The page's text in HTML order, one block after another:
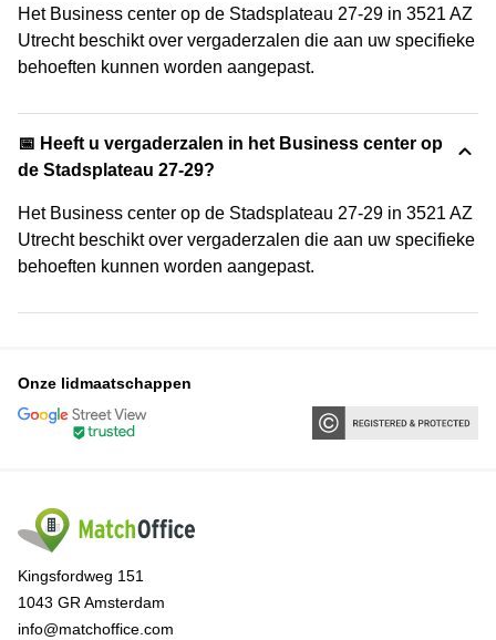
Het Business center op de Stadsplateau 27-29 in 3521 AZ
Utrecht beschikt over vergaderzalen die aan uw specifieke
behoeften kunnen worden aangepast.
📅 Heeft u vergaderzalen in het Business center op
de Stadsplateau 27-29?
Het Business center op de Stadsplateau 27-29 in 3521 AZ
Utrecht beschikt over vergaderzalen die aan uw specifieke
behoeften kunnen worden aangepast.
Onze lidmaatschappen
Kingsfordweg 151
1043 GR Amsterdam
info@matchoffice.com